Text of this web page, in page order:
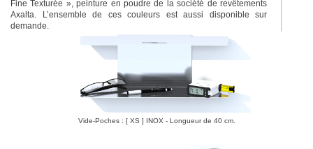
Fine Texturée », peinture en poudre de la société de revêtements
Axalta. L’ensemble de ces couleurs est aussi disponible sur
demande.
Vide-Poches : [ XS ] INOX - Longueur de 40 cm.